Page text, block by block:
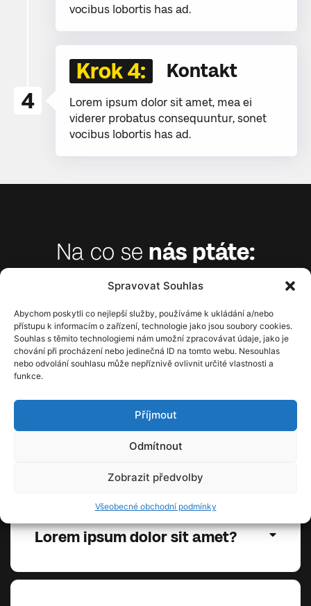
Spravovat Souhlas
Abychom poskytli co nejlepší služby, používáme k ukládání a/nebo
přístupu k informacím o zařízení, technologie jako jsou soubory cookies.
Souhlas s těmito technologiemi nám umožní zpracovávat údaje, jako je
chování při procházení nebo jedinečná ID na tomto webu. Nesouhlas
nebo odvolání souhlasu může nepříznivě ovlivnit určité vlastnosti a
funkce.
Příjmout
Odmítnout
Zobrazit předvolby
Všeobecné obchodní podmínky
vocibus lobortis has ad.
Krok 4: Kontakt
Lorem ipsum dolor sit amet, mea ei
viderer probatus consequuntur, sonet
vocibus lobortis has ad.
4
Na co se nás ptáte:
Lorem ipsum dolor sit amet?
Lorem ipsum dolor sit amet, consectetur
adipiscing elit. Ut elit tellus, luctus nec
Lorem ipsum dolor sit amet?
Lorem ipsum dolor sit amet?
Lorem ipsum dolor sit amet?